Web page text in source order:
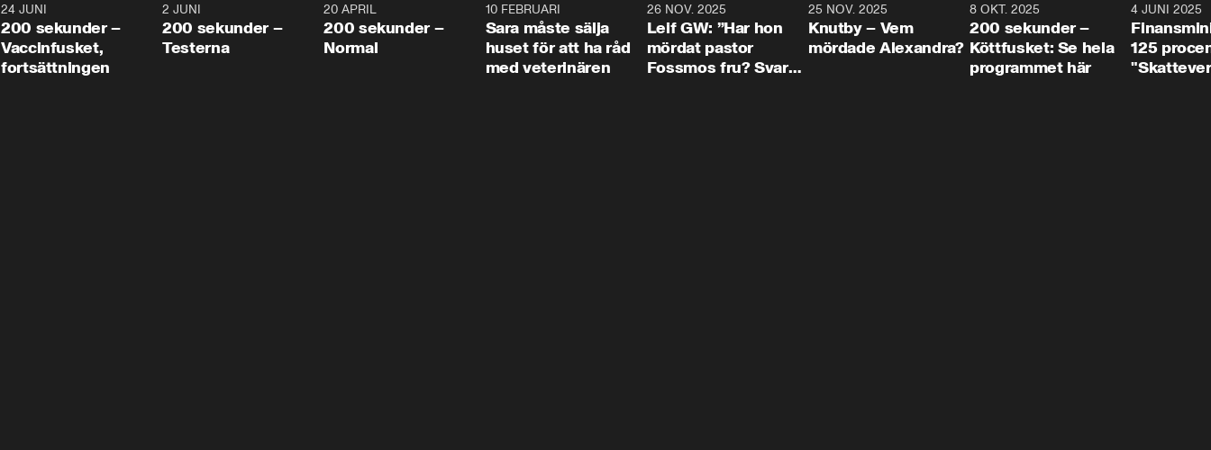
5:00
24 JUNI
200 sekunder –
Vaccinfusket,
fortsättningen
4:23
2 JUNI
200 sekunder –
Testerna
20 APRIL
200 sekunder –
Normal
10 FEBRUARI
Sara måste sälja
huset för att ha råd
med veterinären
26 NOV. 2025
Leif GW: ”Har hon
mördat pastor
Fossmos fru? Svar
31:05
25 NOV. 2025
Knutby – Vem
mördade Alexandra?
4:29
8 OKT. 2025
200 sekunder –
Köttfusket: Se hela
programmet här
4 JUNI 2025
125